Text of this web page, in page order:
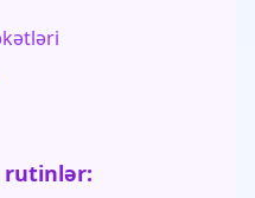
rutinlər: